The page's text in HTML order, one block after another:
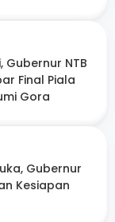
Gubernur NTB
Final Piala
Gora
Gubernur
Kesiapan